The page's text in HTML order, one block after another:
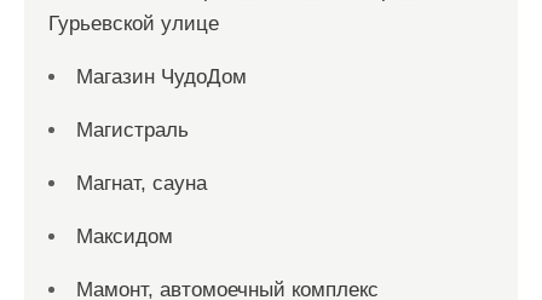
Гурьевской улице
Магазин ЧудоДом
Магистраль
Магнат, сауна
Максидом
Мамонт, автомоечный комплекс